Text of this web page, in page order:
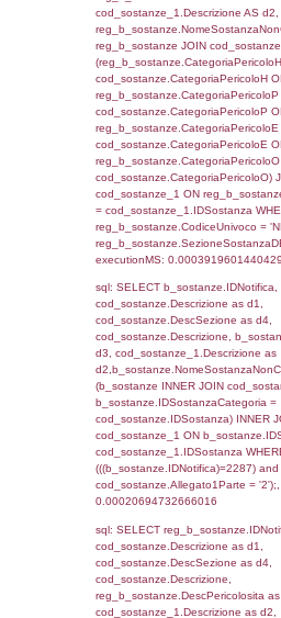
sql: SELECT
JOIN
sql: SELECT
rofi.DescAltro